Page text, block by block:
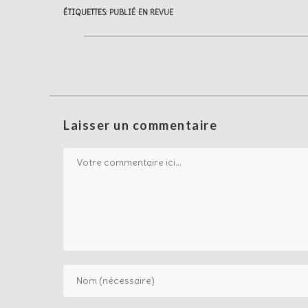
ÉTIQUETTES: PUBLIÉ EN REVUE
Laisser un commentaire